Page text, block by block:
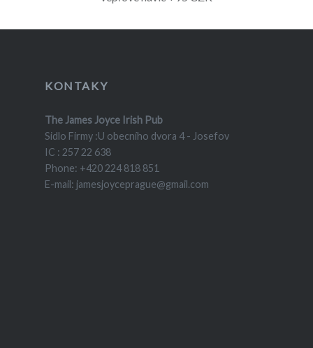
KONTAKY
The James Joyce Irish Pub
Sidlo Firmy :U obecního dvora 4 - Josefov
IC : 257 22 638
Phone: +420 224 818 851
E-mail: jamesjoyceprague@gmail.com